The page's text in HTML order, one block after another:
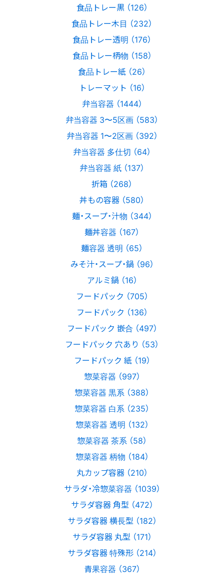
食品トレー黒 （126）
食品トレー木目 （232）
食品トレー透明 （176）
食品トレー柄物 （158）
食品トレー紙 （26）
トレーマット （16）
弁当容器 （1444）
弁当容器 3〜5区画 （583）
弁当容器 1〜2区画 （392）
弁当容器 多仕切 （64）
弁当容器 紙 （137）
折箱 （268）
丼もの容器 （580）
麺・スープ・汁物 （344）
麺丼容器 （167）
麺容器 透明 （65）
みそ汁・スープ・鍋 （96）
アルミ鍋 （16）
フードパック （705）
フードパック （136）
フードパック 嵌合 （497）
フードパック 穴あり （53）
フードパック 紙 （19）
惣菜容器 （997）
惣菜容器 黒系 （388）
惣菜容器 白系 （235）
惣菜容器 透明 （132）
惣菜容器 茶系 （58）
惣菜容器 柄物 （184）
丸カップ容器 （210）
サラダ・冷惣菜容器 （1039）
サラダ容器 角型 （472）
サラダ容器 横長型 （182）
サラダ容器 丸型 （171）
サラダ容器 特殊形 （214）
青果容器 （367）